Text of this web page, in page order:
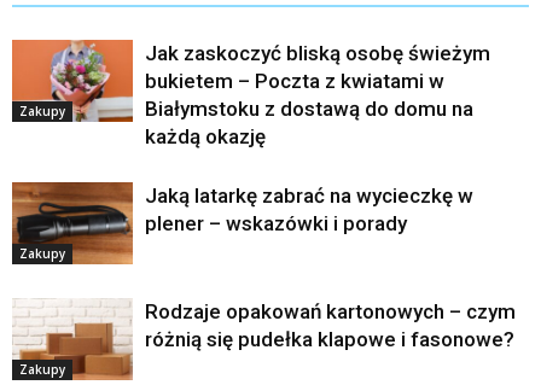
Zakupy
Jak zaskoczyć bliską osobę świeżym
bukietem – Poczta z kwiatami w
Białymstoku z dostawą do domu na
każdą okazję
Zakupy
Jaką latarkę zabrać na wycieczkę w
plener – wskazówki i porady
Zakupy
Rodzaje opakowań kartonowych – czym
różnią się pudełka klapowe i fasonowe?